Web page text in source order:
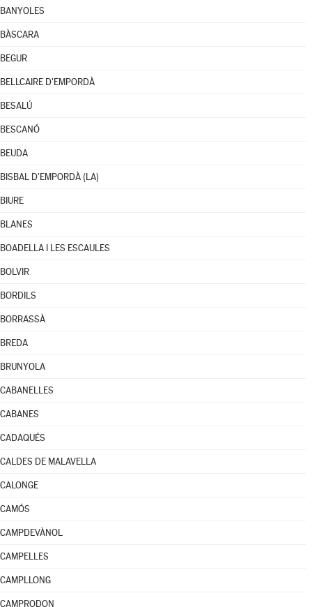
BANYOLES
BÀSCARA
BEGUR
BELLCAIRE D'EMPORDÀ
BESALÚ
BESCANÓ
BEUDA
BISBAL D'EMPORDÀ (LA)
BIURE
BLANES
BOADELLA I LES ESCAULES
BOLVIR
BORDILS
BORRASSÀ
BREDA
BRUNYOLA
CABANELLES
CABANES
CADAQUÉS
CALDES DE MALAVELLA
CALONGE
CAMÓS
CAMPDEVÀNOL
CAMPELLES
CAMPLLONG
CAMPRODON